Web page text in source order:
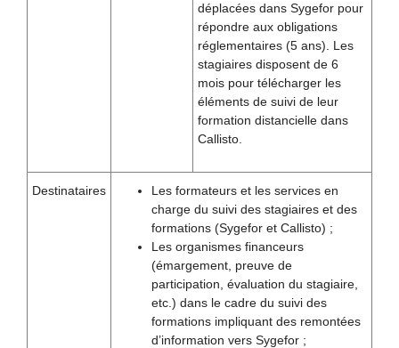
déplacées dans Sygefor pour
répondre aux obligations
réglementaires (5 ans). Les
stagiaires disposent de 6
mois pour télécharger les
éléments de suivi de leur
formation distancielle dans
Callisto.
Destinataires
Les formateurs et les services en
charge du suivi des stagiaires et des
formations (Sygefor et Callisto) ;
Les organismes financeurs
(émargement, preuve de
participation, évaluation du stagiaire,
etc.) dans le cadre du suivi des
formations impliquant des remontées
d’information vers Sygefor ;